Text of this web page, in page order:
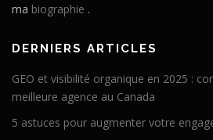
ma biographie .
DERNIERS ARTICLES
GEO et visibilité organique en 2025 :
meilleure agence au Canada
5 astuces pour augmenter votre